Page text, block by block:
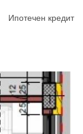
Ипотечен кредит